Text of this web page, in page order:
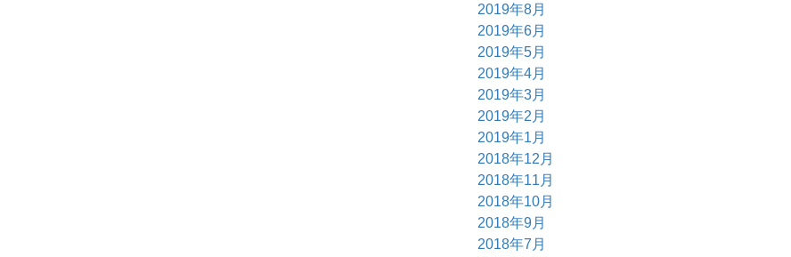
2019年8月
2019年6月
2019年5月
2019年4月
2019年3月
2019年2月
2019年1月
2018年12月
2018年11月
2018年10月
2018年9月
2018年7月